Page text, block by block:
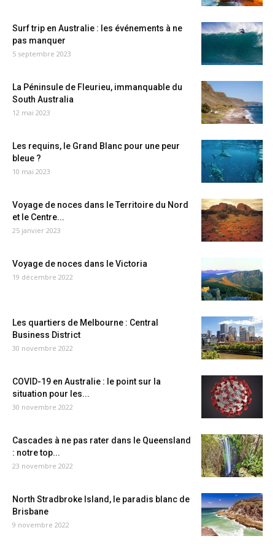
Surf trip en Australie : les événements à ne
pas manquer
5 septembre 2023
La Péninsule de Fleurieu, immanquable du
South Australia
12 mai 2023
Les requins, le Grand Blanc pour une peur
bleue ?
10 mai 2023
Voyage de noces dans le Territoire du Nord
et le Centre...
25 janvier 2023
Voyage de noces dans le Victoria
19 décembre 2022
Les quartiers de Melbourne : Central
Business District
30 novembre 2022
COVID-19 en Australie : le point sur la
situation pour les...
30 novembre 2022
Cascades à ne pas rater dans le Queensland
: notre top...
23 novembre 2022
North Stradbroke Island, le paradis blanc de
Brisbane
9 novembre 2022